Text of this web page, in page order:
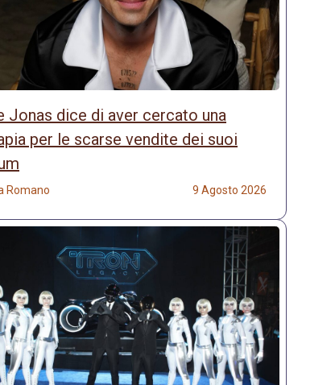
Jonas dice di aver cercato una
per le scarse vendite dei suoi
Romano 9 Agosto 2026